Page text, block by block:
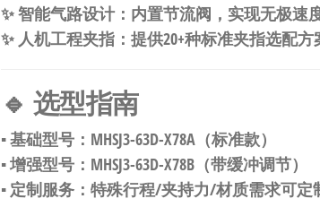
✨ ​​智能气路设计​：内置节流阀，实现无极速
✨ ​ ​人机工程夹指​ ：提供20+种标准夹指选配方
​🔹 选型指南​
▪ 基础型号：MHSJ3-63D-X78A（标准款）
▪ 增强型号：MHSJ3-63D-X78B（带缓冲调节）
▪ 定制服务：特殊行程/夹持力/材质需求可定